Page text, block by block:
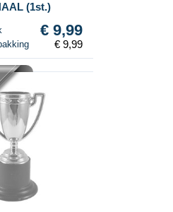
(1st.)
€ 9,99
€ 9,99